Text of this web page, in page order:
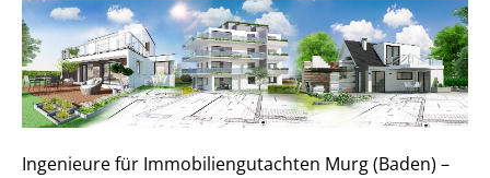
Ingenieure für Im­mo­bi­li­en­gut­ach­ten Murg (Baden) –